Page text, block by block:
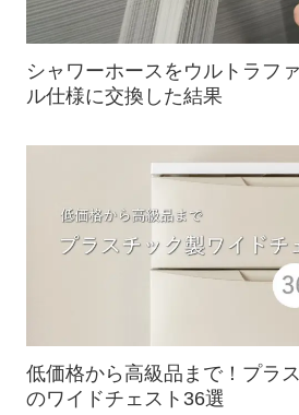
シャワーホースをウルトラフ
ル仕様に交換した結果
低価格から高級品まで！プラ
のワイドチェスト36選